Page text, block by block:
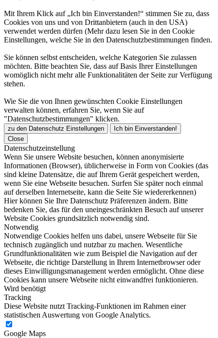
Mit Ihrem Klick auf „Ich bin Einverstanden!“ stimmen Sie zu, dass
Cookies von uns und von Drittanbietern (auch in den USA)
verwendet werden dürfen (Mehr dazu lesen Sie in den Cookie
Einstellungen, welche Sie in den Datenschutzbestimmungen finden.
Sie können selbst entscheiden, welche Kategorien Sie zulassen
möchten. Bitte beachten Sie, dass auf Basis Ihrer Einstellungen
womöglich nicht mehr alle Funktionalitäten der Seite zur Verfügung
stehen.
Wie Sie die von Ihnen gewünschten Cookie Einstellungen
verwalten können, erfahren Sie, wenn Sie auf
"Datenschutzbestimmungen" klicken.
zu den Datenschutz Einstellungen
Ich bin Einverstanden!
Close
Datenschutzeinstellung
Wenn Sie unsere Website besuchen, können anonymisierte
Informationen (Browser), üblicherweise in Form von Cookies (das
sind kleine Datensätze, die auf Ihrem Gerät gespeichert werden,
wenn Sie eine Webseite besuchen. Surfen Sie später noch einmal
auf derselben Internetseite, kann die Seite Sie wiedererkennen)
Hier können Sie Ihre Datenschutz Präferenzen ändern. Bitte
bedenken Sie, das für den uneingeschränkten Besuch auf unserer
Website Cookies grundsätzlich notwendig sind.
Notwendig
Notwendige Cookies helfen uns dabei, unsere Webseite für Sie
technisch zugänglich und nutzbar zu machen. Wesentliche
Grundfunktionalitäten wie zum Beispiel die Navigation auf der
Webseite, die richtige Darstellung in Ihrem Internetbrowser oder
dieses Einwilligungsmanagement werden ermöglicht. Ohne diese
Cookies kann unsere Webseite nicht einwandfrei funktionieren.
Wird benötigt
Tracking
Diese Website nutzt Tracking-Funktionen im Rahmen einer
statistischen Auswertung von Google Analytics.
Google Maps